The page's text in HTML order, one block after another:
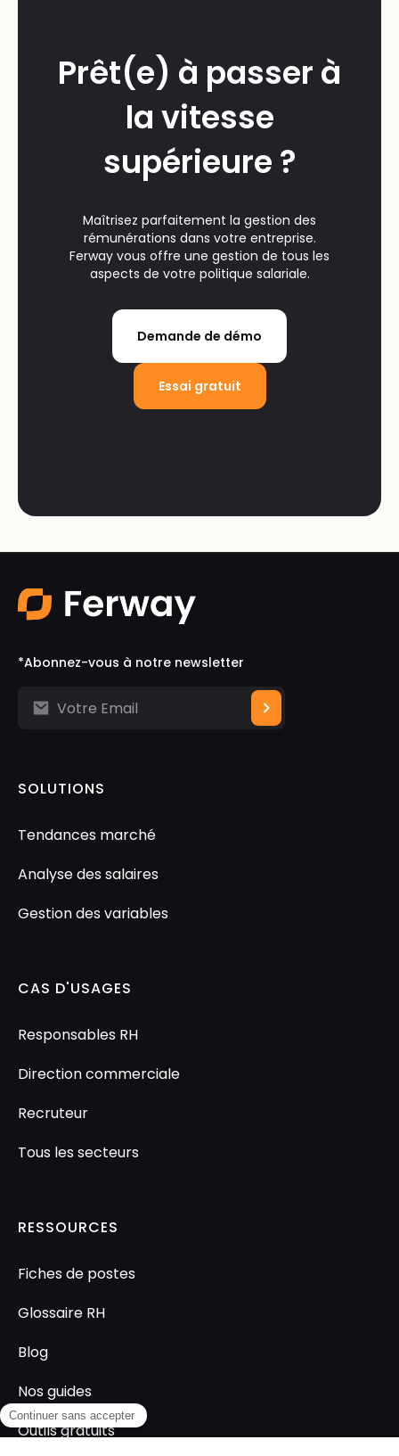
Prêt(e) à passer à
la vitesse
supérieure ?
Maîtrisez parfaitement la gestion des
rémunérations dans votre entreprise.
Ferway vous offre une gestion de tous les
aspects de votre politique salariale.
Demande de démo
Essai gratuit
SOLUTIONS
Tendances marché
Analyse des salaires
Gestion des variables
CAS D'USAGES
Responsables RH
Direction commerciale
Recruteur
Tous les secteurs
RESSOURCES
Fiches de postes
Glossaire RH
Blog
Nos guides
Outils gratuits
*Abonnez-vous à notre newsletter